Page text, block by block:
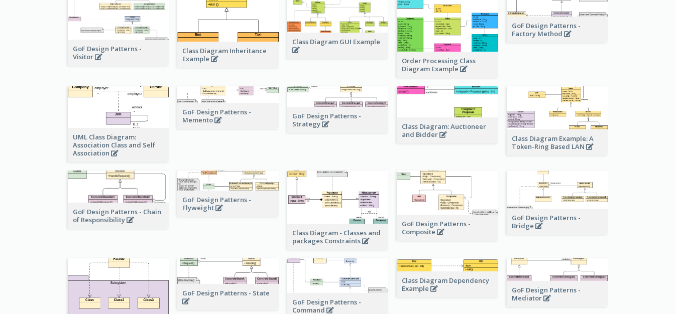
GoF Design Patterns -
Visitor
Class Diagram Inheritance
Example
Class Diagram GUI Example
Order Processing Class
Diagram Example
GoF Design Patterns -
Factory Method
UML Class Diagram:
Association Class and Self
Association
GoF Design Patterns -
Memento
GoF Design Patterns -
Strategy
Class Diagram: Auctioneer
and Bidder
Class Diagram Example: A
Token-Ring Based LAN
GoF Design Patterns - Chain
of Responsibility
GoF Design Patterns -
Flyweight
Class Diagram - Classes and
packages Constraints
GoF Design Patterns -
Composite
GoF Design Patterns -
Bridge
GoF Design Patterns - State
GoF Design Patterns -
Command
Class Diagram Dependency
Example
GoF Design Patterns -
Mediator